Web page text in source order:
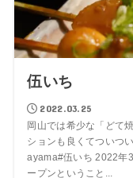
伍いち
2022.03.25
岡山では希少な「どて
ションも良くてついつ
ayama#伍いち 2022年
ープンということ...